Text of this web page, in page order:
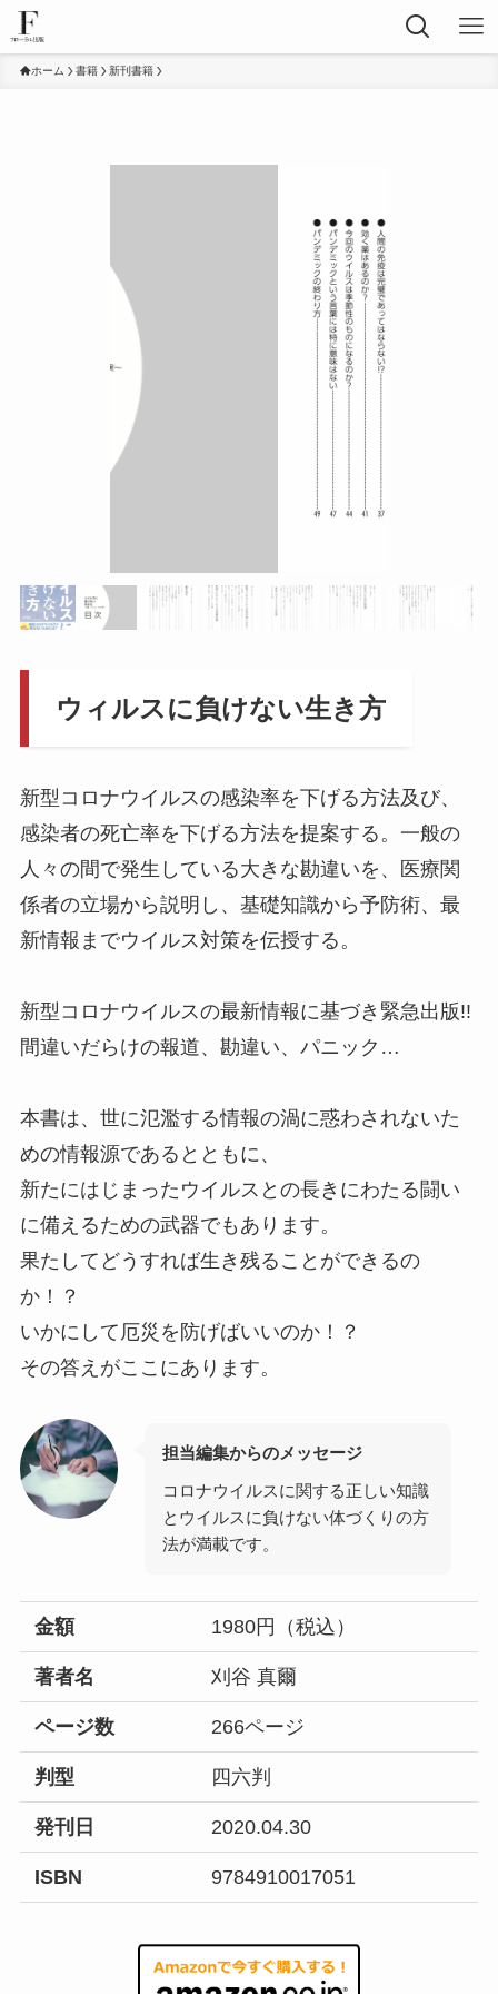
ホーム 書籍 新刊書籍
ウィルスに負けない生き方
新型コロナウイルスの感染率を下げる方法及び、
感染者の死亡率を下げる方法を提案する。一般の
人々の間で発生している大きな勘違いを、医療関
係者の立場から説明し、基礎知識から予防術、最
新情報までウイルス対策を伝授する。
新型コロナウイルスの最新情報に基づき緊急出版!!
間違いだらけの報道、勘違い、パニック…
本書は、世に氾濫する情報の渦に惑わされないた
めの情報源であるとともに、
新たにはじまったウイルスとの長きにわたる闘い
に備えるための武器でもあります。
果たしてどうすれば生き残ることができるの
か！？
いかにして厄災を防げばいいのか！？
その答えがここにあります。
担当編集からのメッセージ
コロナウイルスに関する正しい知識
とウイルスに負けない体づくりの方
法が満載です。
金額 1980円（税込）
著者名 刈谷 真爾
ページ数 266ページ
判型 四六判
発刊日 2020.04.30
ISBN 9784910017051